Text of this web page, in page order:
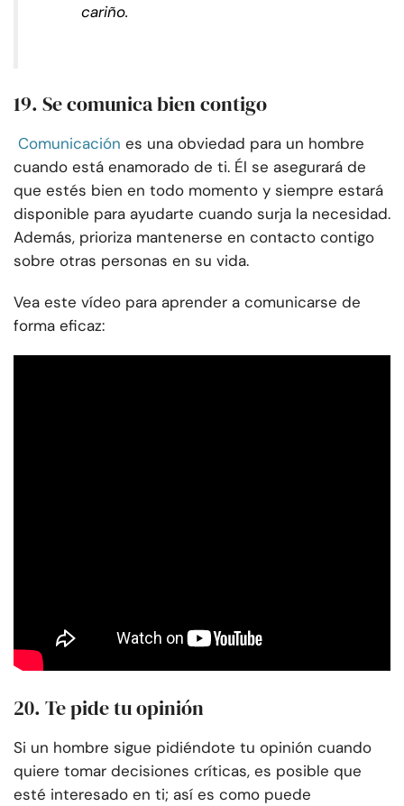
cariño.
19. Se comunica bien contigo
Comunicación es una obviedad para un hombre
cuando está enamorado de ti. Él se asegurará de
que estés bien en todo momento y siempre estará
disponible para ayudarte cuando surja la necesidad.
Además, prioriza mantenerse en contacto contigo
sobre otras personas en su vida.
Vea este vídeo para aprender a comunicarse de
forma eficaz:
20. Te pide tu opinión
Si un hombre sigue pidiéndote tu opinión cuando
quiere tomar decisiones críticas, es posible que
esté interesado en ti; así es como puede